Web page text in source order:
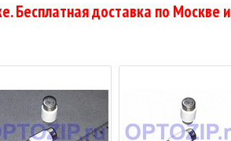
Бесплатная доставка по Москве и